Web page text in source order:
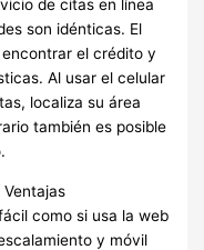
de citas en línea
son idénticas. El
el crédito y
Al usar el celular
localiza su área
también es posible
como si usa la web
y móvil